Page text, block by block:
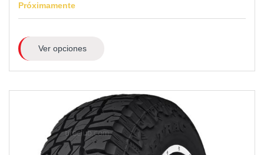
Próximamente
Ver opciones